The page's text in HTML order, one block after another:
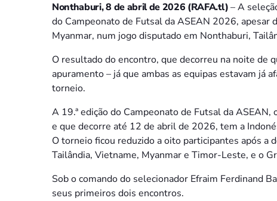
Nonthaburi, 8 de abril de 2026 (RAFA.tl)– A
do Campeonato de Futsal da ASEAN 2026,
Myanmar, num jogo disputado em Nonthaburi,
O resultado do encontro, que decorreu na noite de
apuramento – já que ambas as equipas estavam já
torneio.
A 19.ª edição do Campeonato de Futsal da
e que decorre até 12 de abril de 2026, tem a
O torneio ficou reduzido a oito participantes após a
Tailândia, Vietname, Myanmar e Timor-Leste, e o
Sob o comando do selecionador Efraim Ferdinand
seus primeiros dois encontros.